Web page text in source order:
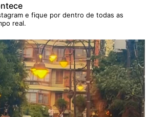
e fique por dentro de todas as
real.